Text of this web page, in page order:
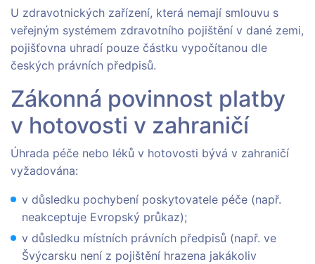
U zdravotnických zařízení, která nemají smlouvu s
veřejným systémem zdravotního pojištění v dané zemi,
pojišťovna uhradí pouze částku vypočítanou dle
českých právních předpisů.
Zákonná povinnost platby
v hotovosti v zahraničí
Úhrada péče nebo léků v hotovosti bývá v zahraničí
vyžadována:
v důsledku pochybení poskytovatele péče (např.
neakceptuje Evropský průkaz);
v důsledku místních právních předpisů (např. ve
Švýcarsku není z pojištění hrazena jakákoliv